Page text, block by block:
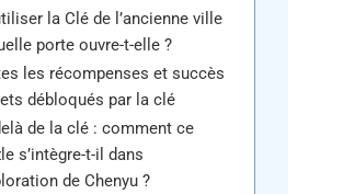
la Clé de l’ancienne ville
porte ouvre-t-elle ?
les récompenses et succès
débloqués par la clé
de la clé : comment ce
s’intègre-t-il dans
de Chenyu ?